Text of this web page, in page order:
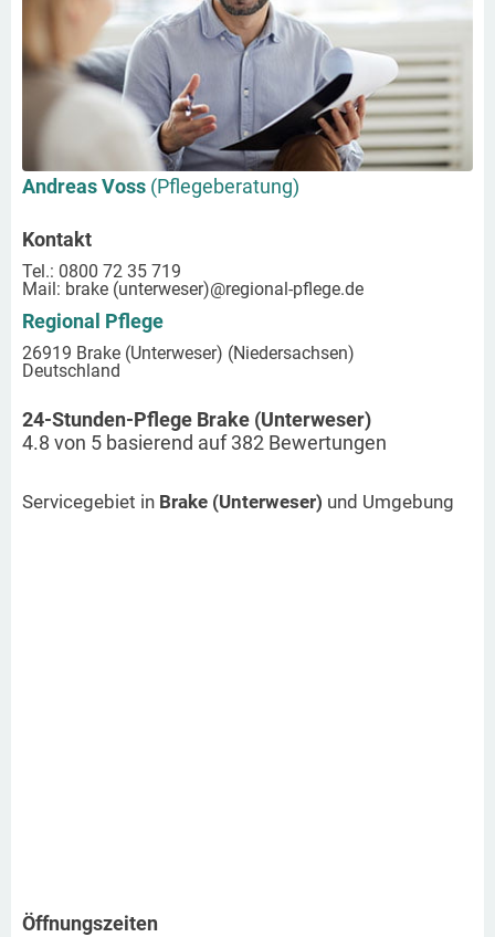
Andreas Voss (Pflegeberatung)
Kontakt
Tel.: 0800 72 35 719
Mail: brake (unterweser)@regional-pflege.de
Regional Pflege
26919 Brake (Unterweser) (Niedersachsen)
Deutschland
24-Stunden-Pflege Brake (Unterweser)
4.8 von 5 basierend auf382 Bewertungen
Servicegebiet in Brake (Unterweser) und Umgebung
Öffnungszeiten